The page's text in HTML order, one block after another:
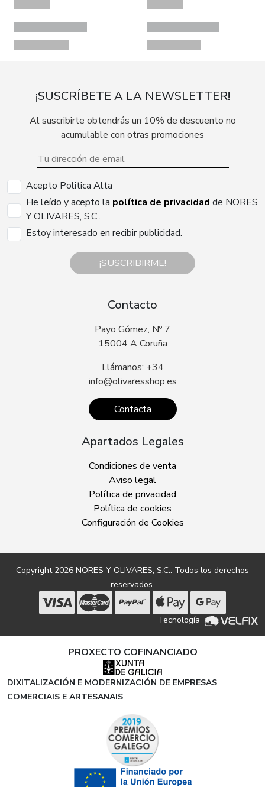
¡SUSCRÍBETE A LA NEWSLETTER!
Al suscribirte obtendrás un 10% de descuento no
acumulable con otras promociones
Acepto Politica Alta
He leído y acepto la política de privacidad de NORES
Y OLIVARES, S.C..
Estoy interesado en recibir publicidad.
¡SUSCRIBIRME!
Contacto
Payo Gómez, Nº 7
15004 A Coruña
Llámanos: +34
info@olivaresshop.es
Contacta
Apartados Legales
Condiciones de venta
Aviso legal
Política de privacidad
Política de cookies
Configuración de Cookies
Copyright 2026 NORES Y OLIVARES, S.C.. Todos los derechos
reservados.
Tecnología
PROXECTO COFINANCIADO
DIXITALIZACIÓN E MODERNIZACIÓN DE EMPRESAS
COMERCIAIS E ARTESANAIS